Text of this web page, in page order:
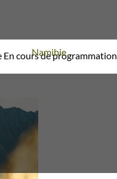
Voyage
Namibie
En cours de programmation